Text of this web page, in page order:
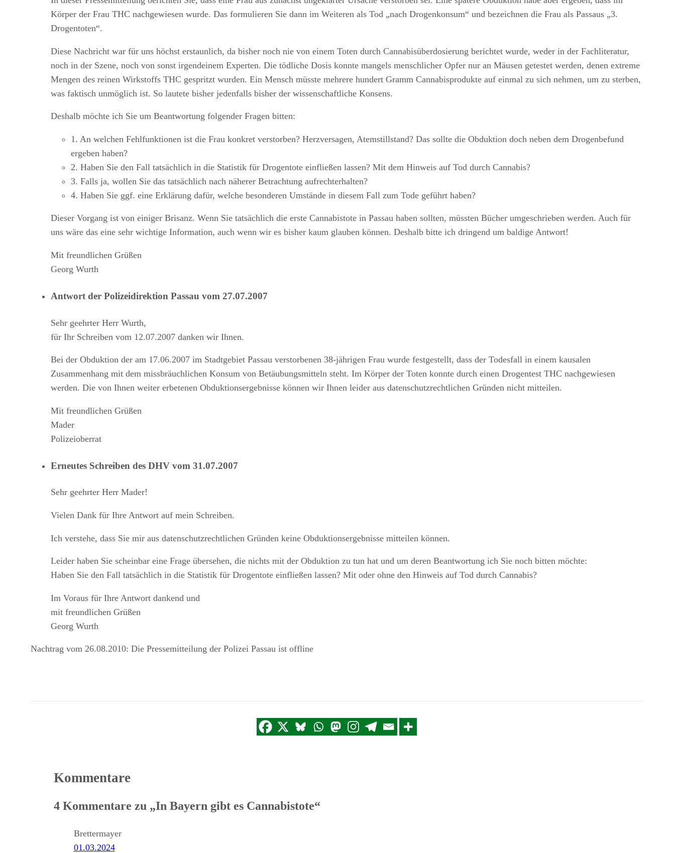
Körper der Frau THC nachgewiesen wurde. Das formulieren Sie dann im Weiteren als Tod „nach Drogenkonsum“ und bezeichnen die Frau als Passaus „3.
Drogentoten“.
Diese Nachricht war für uns höchst erstaunlich, da bisher noch nie von einem Toten durch Cannabisüberdosierung berichtet wurde, weder in der Fachliteratur,
noch in der Szene, noch von sonst irgendeinem Experten. Die tödliche Dosis konnte mangels menschlicher Opfer nur an Mäusen getestet werden, denen extreme
Mengen des reinen Wirkstoffs THC gespritzt wurden. Ein Mensch müsste mehrere hundert Gramm Cannabisprodukte auf einmal zu sich nehmen, um zu sterben,
was faktisch unmöglich ist. So lautete bisher jedenfalls bisher der wissenschaftliche Konsens.
Deshalb möchte ich Sie um Beantwortung folgender Fragen bitten:
1. An welchen Fehlfunktionen ist die Frau konkret verstorben? Herzversagen, Atemstillstand? Das sollte die Obduktion doch neben dem Drogenbefund
ergeben haben?
2. Haben Sie den Fall tatsächlich in die Statistik für Drogentote einfließen lassen? Mit dem Hinweis auf Tod durch Cannabis?
3. Falls ja, wollen Sie das tatsächlich nach näherer Betrachtung aufrechterhalten?
4. Haben Sie ggf. eine Erklärung dafür, welche besonderen Umstände in diesem Fall zum Tode geführt haben?
Dieser Vorgang ist von einiger Brisanz. Wenn Sie tatsächlich die erste Cannabistote in Passau haben sollten, müssten Bücher umgeschrieben werden. Auch für
uns wäre das eine sehr wichtige Information, auch wenn wir es bisher kaum glauben können. Deshalb bitte ich dringend um baldige Antwort!
Mit freundlichen Grüßen
Georg Wurth
Antwort der Polizeidirektion Passau vom 27.07.2007
Sehr geehrter Herr Wurth,
für Ihr Schreiben vom 12.07.2007 danken wir Ihnen.
Bei der Obduktion der am 17.06.2007 im Stadtgebiet Passau verstorbenen 38-jährigen Frau wurde festgestellt, dass der Todesfall in einem kausalen
Zusammenhang mit dem missbräuchlichen Konsum von Betäubungsmitteln steht. Im Körper der Toten konnte durch einen Drogentest THC nachgewiesen
werden. Die von Ihnen weiter erbetenen Obduktionsergebnisse können wir Ihnen leider aus datenschutzrechtlichen Gründen nicht mitteilen.
Mit freundlichen Grüßen
Mader
Polizeioberrat
Erneutes Schreiben des DHV vom 31.07.2007
Sehr geehrter Herr Mader!
Vielen Dank für Ihre Antwort auf mein Schreiben.
Ich verstehe, dass Sie mir aus datenschutzrechtlichen Gründen keine Obduktionsergebnisse mitteilen können.
Leider haben Sie scheinbar eine Frage übersehen, die nichts mit der Obduktion zu tun hat und um deren Beantwortung ich Sie noch bitten möchte:
Haben Sie den Fall tatsächlich in die Statistik für Drogentote einfließen lassen? Mit oder ohne den Hinweis auf Tod durch Cannabis?
Im Voraus für Ihre Antwort dankend und
mit freundlichen Grüßen
Georg Wurth
Nachtrag vom 26.08.2010: Die Pressemitteilung der Polizei Passau ist offline
Kommentare
4 Kommentare zu „In Bayern gibt es Cannabistote“
Brettermayer
01.03.2024